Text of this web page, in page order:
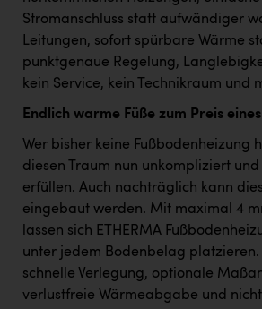
Stromanschluss statt aufwändiger
Leitungen, sofort spürbare Wärme
punktgenaue Regelung,
kein Service, kein Technikraum und
Endlich warme Füße zum Preis
Wer bisher keine Fußbodenheizung
diesen Traum nun unkompliziert
erfüllen. Auch nachträglich kann
eingebaut werden. Mit maximal 4
lassen sich ETHERMA
unter jedem Bodenbelag platzieren.
schnelle Verlegung, optionale
verlustfreie Wärmeabgabe und